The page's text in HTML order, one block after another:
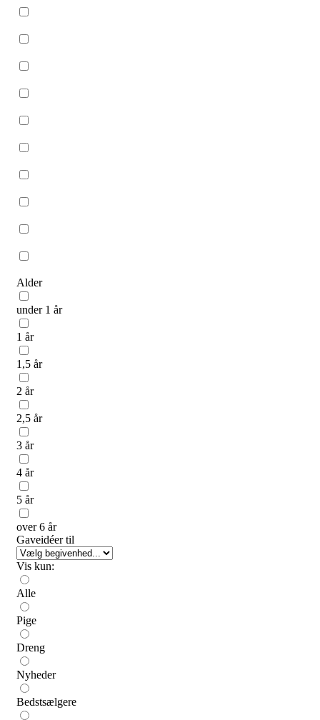
Alder
under 1 år
1 år
1,5 år
2 år
2,5 år
3 år
4 år
5 år
over 6 år
Gaveidéer til
Vis kun:
Alle
Pige
Dreng
Nyheder
Bedstsælgere